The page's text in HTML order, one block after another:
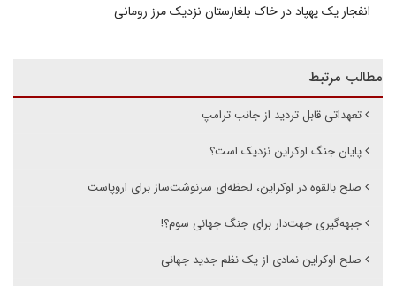
انفجار یک پهپاد در خاک بلغارستان نزدیک مرز رومانی
مطالب مرتبط
تعهداتی قابل تردید از جانب ترامپ
پایان جنگ اوکراین نزدیک است؟
صلح بالقوه در اوکراین، لحظه‌ای سرنوشت‌ساز برای اروپاست
جبهه‌گیری جهت‌دار برای جنگ جهانی سوم؟!
صلح اوکراین نمادی از یک نظم جدید جهانی